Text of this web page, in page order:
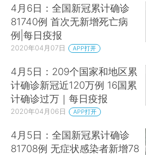
4月6日：全国新冠累计确诊
81740例 首次无新增死亡病
例|每日疫报
2020年04月07日 APP打开
4月5日：209个国家和地区累
计确诊新冠近120万例 16国累
计确诊过万｜每日疫报
2020年04月06日 APP打开
4月5日：全国新冠累计确诊
81708例 无症状感染者新增78